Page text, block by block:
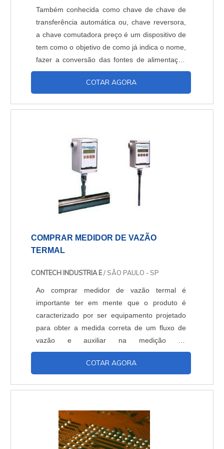
Também conhecida como chave de chave de
transferência automática ou, chave reversora,
a chave comutadora preço é um dispositivo de
tem como o objetivo de como já indica o nome,
fazer a conversão das fontes de alimentação
de diferentes circuitos consumidores, de modo
que esses produtos fiquem separados e sem
simultânea. Esse produto é um dos mais
COTAR AGORA
COMPRAR MEDIDOR DE VAZÃO
TERMAL
CONTECH INDUSTRIA E/ SÃO PAULO - SP
Ao comprar medidor de vazão termal é
importante ter em mente que o produto é
caracterizado por ser equipamento projetado
para obter a medida correta de um fluxo de
vazão e auxiliar na medição de
gases. Informações adicionais do
produto Mede vazão de gás em SCFM, Nm³/h,
processo do gás,Sinal de Saída: 2 x 4-20mA:
totalização de vazão,Modelos de Inserção e
em Linha,Usin....
COTAR AGORA